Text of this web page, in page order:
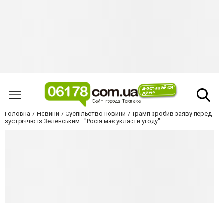
Головна Новини Суспільство новини
Трамп зробив заяву перед
зустріччю із Зеленським . "Росія має укласти угоду"